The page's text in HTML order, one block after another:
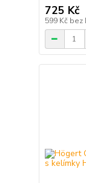
725 Kč
599 Kč bez